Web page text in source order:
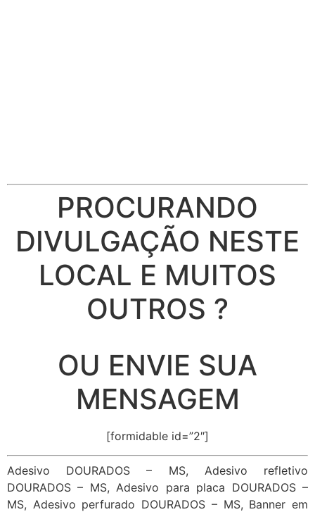
PROCURANDO
DIVULGAÇÃO NESTE
LOCAL E MUITOS
OUTROS ?
OU ENVIE SUA
MENSAGEM
[formidable id=”2″]
Adesivo DOURADOS – MS, Adesivo refletivo
DOURADOS – MS, Adesivo para placa DOURADOS –
MS, Adesivo perfurado DOURADOS – MS, Banner em